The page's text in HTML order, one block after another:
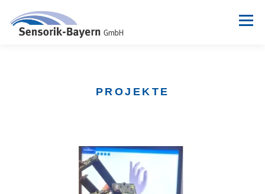
Menü
PROJEKTE